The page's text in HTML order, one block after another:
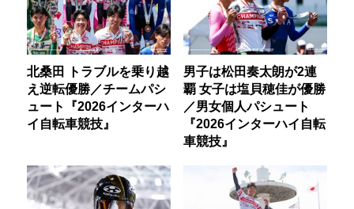
北桑田 トラブルを乗り越
え逆転優勝／チームパシ
ュート『2026インターハ
イ自転車競技』
男子は松田奏太朗が2連
覇 女子は塩貝穂佳が優勝
／男女個人パシュート
『2026インターハイ自転
車競技』